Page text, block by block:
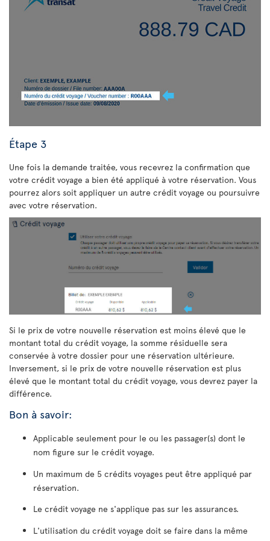
Étape 3
Une fois la demande traitée, vous recevrez la confirmation que
votre crédit voyage a bien été appliqué à votre réservation. Vous
pourrez alors soit appliquer un autre crédit voyage ou poursuivre
avec votre réservation.
Si le prix de votre nouvelle réservation est moins élevé que le
montant total du crédit voyage, la somme résiduelle sera
conservée à votre dossier pour une réservation ultérieure.
Inversement, si le prix de votre nouvelle réservation est plus
élevé que le montant total du crédit voyage, vous devrez payer la
différence.
Bon à savoir:
Applicable seulement pour le ou les passager(s) dont le
nom figure sur le crédit voyage.
Un maximum de 5 crédits voyages peut être appliqué par
réservation.
Le crédit voyage ne s'applique pas sur les assurances.
L'utilisation du crédit voyage doit se faire dans la même